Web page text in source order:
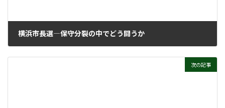
横浜市長選―保守分裂の中でどう闘うか
次の記事